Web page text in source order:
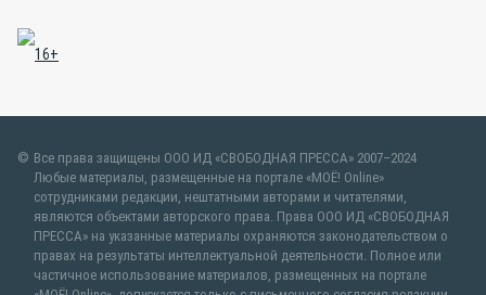
Все права защищены ООО ИД «СВОБОДНАЯ ПРЕССА» 2007–2024
Любые материалы, размещенные на портале «МОЁ! Online»
сотрудниками редакции, нештатными авторами и читателями,
являются объектами авторского права. Права ООО ИД «СВОБОДНАЯ
ПРЕССА» на указанные материалы охраняются законодательством о
правах на результаты интеллектуальной деятельности. Полное или
частичное использование материалов, размещенных на портале